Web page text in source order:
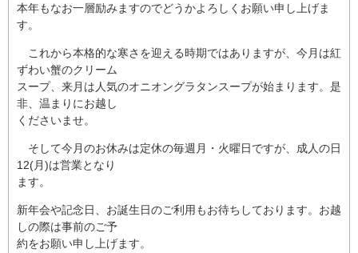
本年もなお一層励みますのでどうかよろしくお願い申し上げま
す。
これから本格的な寒さを迎える時期ではありますが、今月は紅
ずわい蟹のクリーム
スープ、来月は人気のオニオングラタンスープが始まります。是
非、温まりにお越し
くださいませ。
そして今月のお休みは定休の毎週月・火曜日ですが、成人の日
12(月)は営業となり
ます。
新年会や記念日、お誕生日のご利用もお待ちしております。お越
しの際は事前のご予
約をお願い申し上げます。